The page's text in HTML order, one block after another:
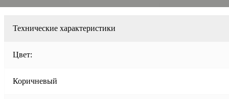
Технические характеристики
Цвет:
Коричневый